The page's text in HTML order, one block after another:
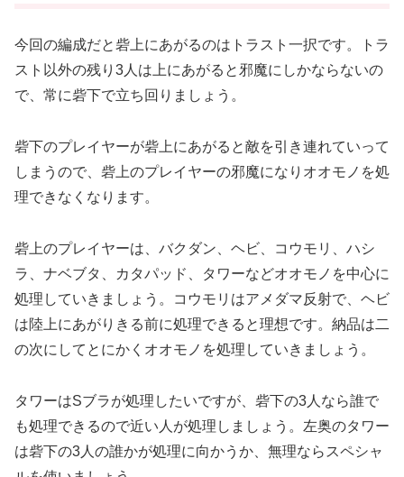
今回の編成だと砦上にあがるのはトラスト一択です。トラ
スト以外の残り3人は上にあがると邪魔にしかならないの
で、常に砦下で立ち回りましょう。
砦下のプレイヤーが砦上にあがると敵を引き連れていって
しまうので、砦上のプレイヤーの邪魔になりオオモノを処
理できなくなります。
砦上のプレイヤーは、バクダン、ヘビ、コウモリ、ハシ
ラ、ナベブタ、カタパッド、タワーなどオオモノを中心に
処理していきましょう。コウモリはアメダマ反射で、ヘビ
は陸上にあがりきる前に処理できると理想です。納品は二
の次にしてとにかくオオモノを処理していきましょう。
タワーはSブラが処理したいですが、砦下の3人なら誰で
も処理できるので近い人が処理しましょう。左奥のタワー
は砦下の3人の誰かが処理に向かうか、無理ならスペシャ